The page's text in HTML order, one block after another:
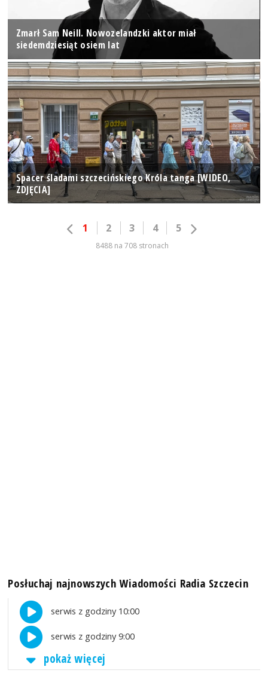
Zmarł Sam Neill. Nowozelandzki aktor miał
siedemdziesiąt osiem lat
Spacer śladami szczecińskiego Króla tanga [WIDEO,
ZDJĘCIA]
1 2 3 4 5
8488 na 708 stronach
Posłuchaj najnowszych Wiadomości Radia Szczecin
serwis z godziny 10:00
serwis z godziny 9:00
pokaż więcej